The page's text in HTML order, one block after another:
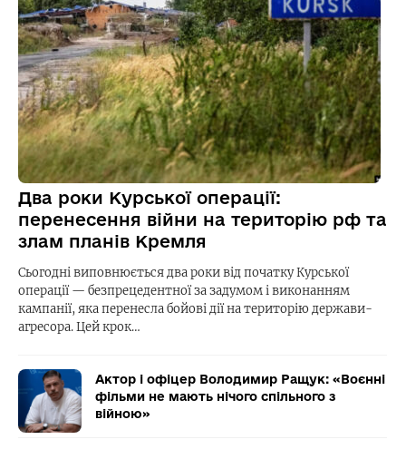
Два роки Курської операції:
перенесення війни на територію рф та
злам планів Кремля
Сьогодні виповнюється два роки від початку Курської
операції — безпрецедентної за задумом і виконанням
кампанії, яка перенесла бойові дії на територію держави-
агресора. Цей крок…
Актор і офіцер Володимир Ращук: «Воєнні
фільми не мають нічого спільного з
війною»